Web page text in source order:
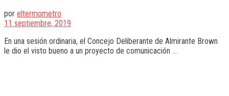
por eltermometro
11 septiembre, 2019
En una sesión ordinaria, el Concejo Deliberante de Almirante Brown
le dio el visto bueno a un proyecto de comunicación ...